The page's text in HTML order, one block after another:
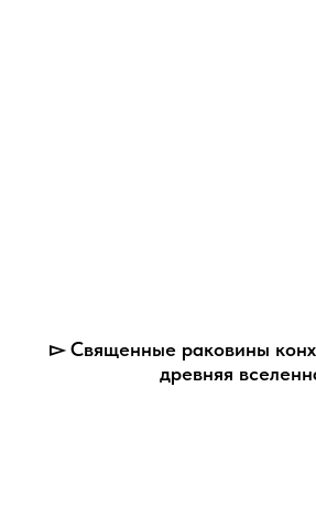
▻ Священные раковины
древняя